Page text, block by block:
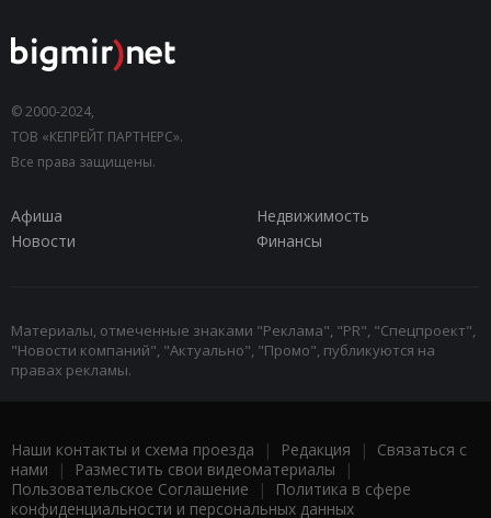
© 2000-2024,
ТОВ «КЕПРЕЙТ ПАРТНЕРС».
Все права защищены.
Афиша
Недвижимость
Новости
Финансы
Материалы, отмеченные знаками "Реклама", "PR", "Спецпроект",
"Новости компаний", "Актуально", "Промо", публикуются на
правах рекламы.
Наши контакты и схема проезда | Редакция | Связаться с
нами | Разместить свои видеоматериалы |
Пользовательское Соглашение |
Политика в сфере
конфиденциальности и персональных данных